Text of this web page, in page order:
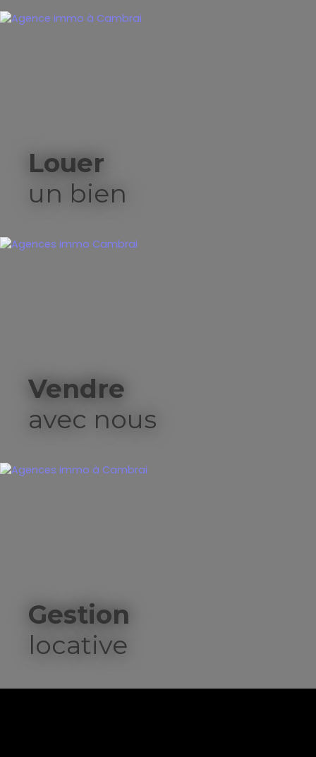
Louer
un bien
Vendre
avec nous
Gestion
locative